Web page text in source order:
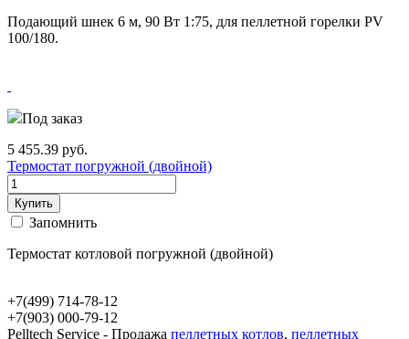
Подающий шнек 6 м, 90 Вт 1:75, для пеллетной горелки PV
100/180.
Под заказ
5 455.39 руб.
Термостат погружной (двойной)
Купить
Запомнить
Термостат котловой погружной (двойной)
+7(499) 714-78-12
+7(903) 000-79-12
Pelltech Service - Продажа пеллетных котлов, пеллетных